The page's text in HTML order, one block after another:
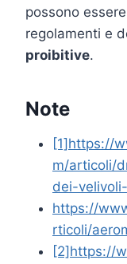
possono
regolamenti e
proibitive.
Note
[1] https://
m/articoli/
dei-
https://
rticoli/
[2] https://